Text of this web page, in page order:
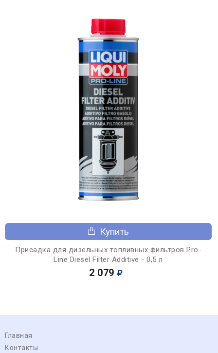
Купить
Присадка для дизельных топливных фильтров Pro-
Line Diesel Filter Additive - 0,5 л
2 079
Главная
Контакты